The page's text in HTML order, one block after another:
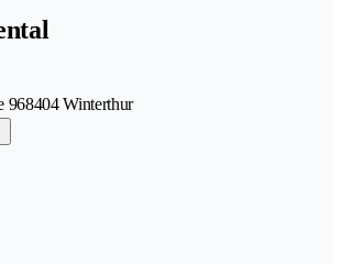
968404 Winterthur